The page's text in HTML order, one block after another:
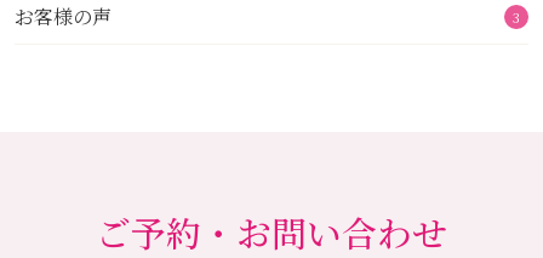
お客様の声 3
ご予約・お問い合わせ